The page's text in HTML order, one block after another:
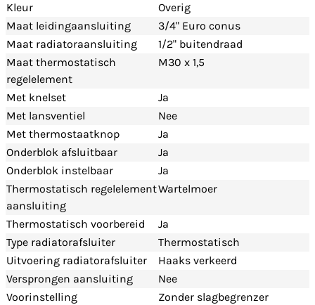
Kleur
Overig
Maat leidingaansluiting
3/4" Euro conus
Maat radiatoraansluiting
1/2" buitendraad
Maat thermostatisch
regelelement
M30 x 1,5
Met knelset
Ja
Met lansventiel
Nee
Met thermostaatknop
Ja
Onderblok afsluitbaar
Ja
Onderblok instelbaar
Ja
Thermostatisch regelelement
aansluiting
Wartelmoer
Thermostatisch voorbereid
Ja
Type radiatorafsluiter
Thermostatisch
Uitvoering radiatorafsluiter
Haaks verkeerd
Versprongen aansluiting
Nee
Voorinstelling
Zonder slagbegrenzer